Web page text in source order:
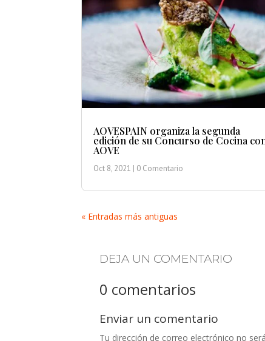
AOVESPAIN organiza la segunda
edición de su Concurso de Cocina
AOVE
Oct 8, 2021 | 0 Comentario
« Entradas más antiguas
DEJA UN COMENTARIO
0 comentarios
Enviar un comentario
Tu dirección de correo electrónico no